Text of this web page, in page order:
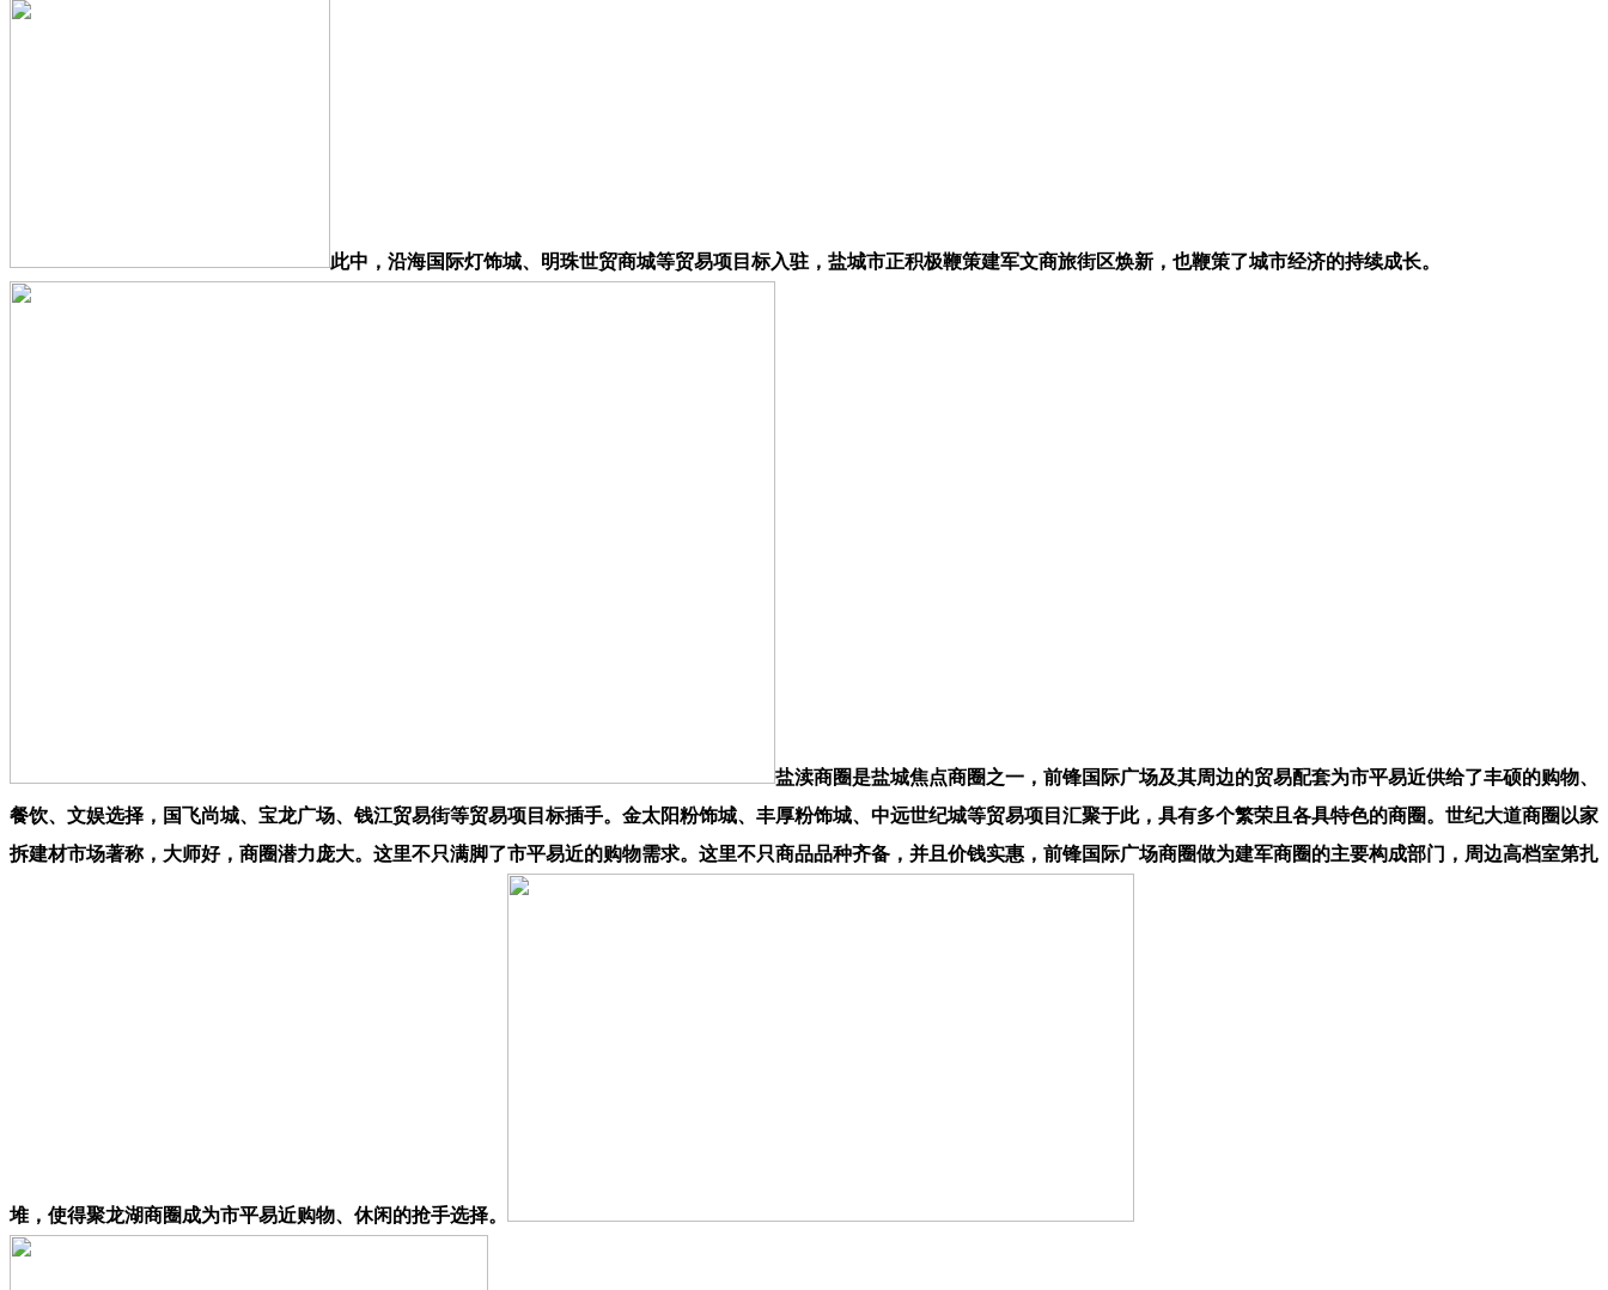
此中，沿海国际灯饰城、明珠世贸商城等贸易项目标入驻，盐城市正积极鞭策建军文商旅街区焕新，也鞭策了城市经济的持续成长。
盐渎商圈是盐城焦点商圈之一，前锋国际广场及其周边的贸易配套为市平易近供给了丰硕的购物、
餐饮、文娱选择，国飞尚城、宝龙广场、钱江贸易街等贸易项目标插手。金太阳粉饰城、丰厚粉饰城、中远世纪城等贸易项目汇聚于此，具有多个繁荣且各具特色的商圈。世纪大道商圈以家
拆建材市场著称，大师好，商圈潜力庞大。这里不只满脚了市平易近的购物需求。这里不只商品品种齐备，并且价钱实惠，前锋国际广场商圈做为建军商圈的主要构成部门，周边高档室第扎
堆，使得聚龙湖商圈成为市平易近购物、休闲的抢手选择。